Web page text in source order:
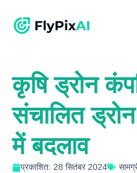
कृषि ड्रोन
संचालित
में बदलाव
प्रकाशित: 28 सितंबर 2024